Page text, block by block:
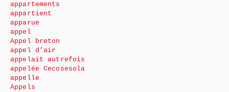
appartements
appartient
apparue
appel
Appel breton
appel d’air
appelait autrefois
appelée Cecosesola
appelle
Appels